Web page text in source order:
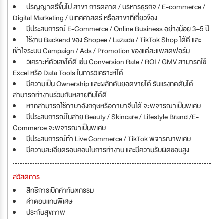
ปริญญาตรีขึ้นไป สาขา การตลาด / บริหารธุรกิจ / E-commerce /
Digital Marketing / นิเทศศาสตร์ หรือสาขาที่เกี่ยวข้อง
มีประสบการณ์ E-Commerce / Online Business อย่างน้อย 3–5 ปี
ใช้งาน Backend ของ Shopee / Lazada / TikTok Shop ได้ดี และ
เข้าใจระบบ Campaign / Ads / Promotion ของแต่ละแพลตฟอร์ม
วิเคราะห์ตัวเลขได้ดี เช่น Conversion Rate / ROI / GMV สามารถใช้
Excel หรือ Data Tools ในการวิเคราะห์ได้
มีความเป็น Ownership และผลักดันยอดขายได้ รับแรงกดดันได้
สามารถทำงานร่วมกับหลายทีมได้ดี
หากสามารถใช้ภาษาอังกฤษหรือภาษาจีนได้ จะพิจารณาเป็นพิเศษ
มีประสบการณ์ในสาย Beauty / Skincare / Lifestyle Brand /E-
Commerce จะพิจารณาเป็นพิเศษ
มีประสบการณ์ทำ Live Commerce / TikTok พิจารณาพิเศษ
มีความละเอียดรอบคอบในการทำงาน และมีความรับผิดชอบสูง
สวัสดิการ
สิทธิการเบิกค่าทันตกรรม
ค่าตอบแทนพิเศษ
ประกันสุขภาพ